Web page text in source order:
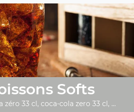
Softs
zéro 33 cl, coca-cola zero 33 cl, ...